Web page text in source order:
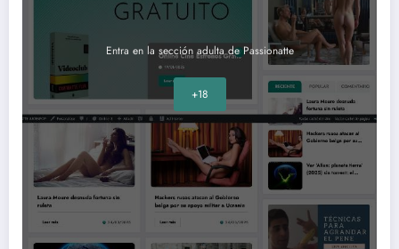
Entra en la sección adulta de Passionatte
+18